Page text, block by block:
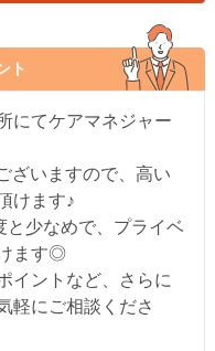
ト
にてケアマネジャー
ざいますので、高い
けます♪
と少なめで、プライベ
ます◎
イントなど、さらに
軽にご相談くださ